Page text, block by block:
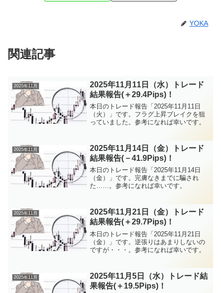
YOKA
関連記事
2025年11月
2025年11月11日（水）トレード
結果報告(＋29.4Pips)！
本日のトレード報告「2025年11月11日
（火）」です。フラグ上昇ブレイクを狙
っていました。参考になれば幸いです。
2025年11月
2025年11月14日（金）トレード
結果報告(－41.9Pips)！
本日のトレード報告「2025年11月14日
（金）」です。完膚なきまでに騙され
た……。参考になれば幸いです。
2025年11月
2025年11月21日（金）トレード
結果報告(＋29.7Pips)！
本日のトレード報告「2025年11月21日
（金）」です。逆張りはあまりしないの
ですが・・・。参考になれば幸いです。
2025年11月
2025年11月5日（水）トレード結
果報告(＋19.5Pips)！